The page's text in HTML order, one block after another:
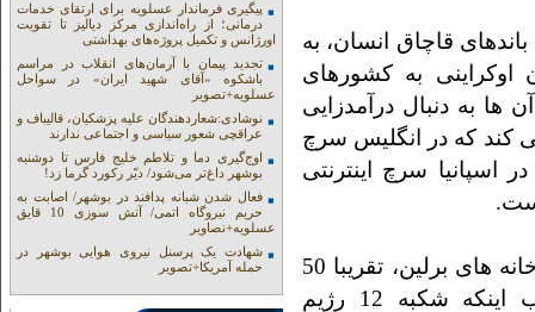
قاچاق انسان، به
اوکراینی به کشورهای
به دنبال درآمدزایی
کند که در انگلیس سرچ
اوکراینی" تا 300 درصد و در اسپانیا سرچ اینترنتی
نشریه ولت آلمان هم گزارش داده که در فاحشه خانه های برلین، تقریبا 50
درصد از روسپی ها اهل اوکراین هستند. جالب اینکه شکبه 12 رژیم
پیگیری فرماندار عسلویه برای ارتقای خدمات
درمانی؛ از راه‌اندازی مرکز دیالیز تا تقویت
اورژانس و تکمیل پروژه‌های بهداشتی
تجدید پیمان با آرمان‌های انقلاب در مراسم
باشکوه «آقای شهید ایران» در سواحل
عسلویه+تصویر
نوشادی:شعاردهندگان علیه پزشکیان، قالیباف و
عراقچی شعور سیاسی و اجتماعی ندارند
اوج‌گیری دما و تلاطم خلیج فارس تا دوشنبه
بوشهر داغ‌تر می‌شود/ دیّر رکورد گرما زد!
فعال شدن شبانه پدافند در بوشهر/ اصابت به
حریم نیروگاه اتمی/ آتش سوزی 10 قایق
عسلویه+نصاویر
شهادت یک پرسنل نیروی هوایی بوشهر در
حمله آمریکا+تصویر